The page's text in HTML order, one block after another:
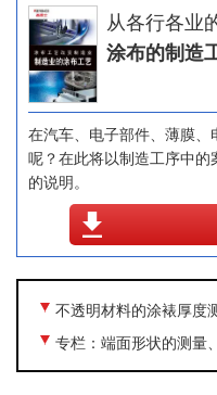
从各行各业
涂布的制造
在汽车、电子部件、薄膜、
呢？在此将以制造工序中的
的说明。
不透明材料的涂裱厚度
专栏：端面形状的测量